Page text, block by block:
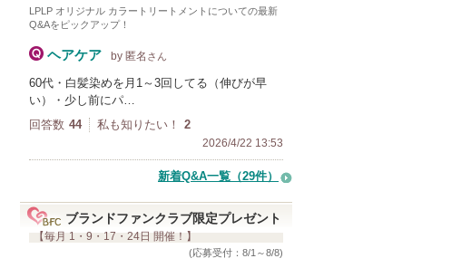
LPLP オリジナル カラートリートメント についての最新
Q&Aをピックアップ！
ヘアケア by 匿名 さん
60代・白髪染めを月1～3回してる（伸びが早
い）・少し前にパ…
回答数 44 私も知りたい！ 2
2026/4/22 13:53
新着Q&A一覧（29件）
ブランドファンクラブ限定プレゼント
【毎月 1・9・17・24日 開催！】
(応募受付：8/1～8/8)